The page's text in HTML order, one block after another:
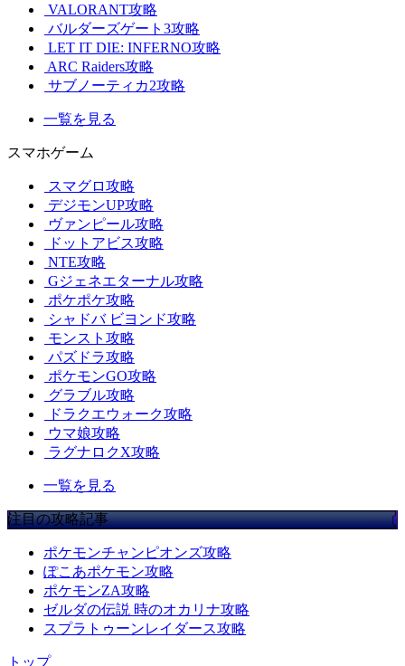
VALORANT攻略
バルダーズゲート3攻略
LET IT DIE: INFERNO攻略
ARC Raiders攻略
サブノーティカ2攻略
一覧を見る
スマホゲーム
スマグロ攻略
デジモンUP攻略
ヴァンピール攻略
ドットアビス攻略
NTE攻略
Gジェネエターナル攻略
ポケポケ攻略
シャドバ ビヨンド攻略
モンスト攻略
パズドラ攻略
ポケモンGO攻略
グラブル攻略
ドラクエウォーク攻略
ウマ娘攻略
ラグナロクX攻略
一覧を見る
注目の攻略記事
ポケモンチャンピオンズ攻略
ぽこあポケモン攻略
ポケモンZA攻略
ゼルダの伝説 時のオカリナ攻略
スプラトゥーンレイダース攻略
トップ